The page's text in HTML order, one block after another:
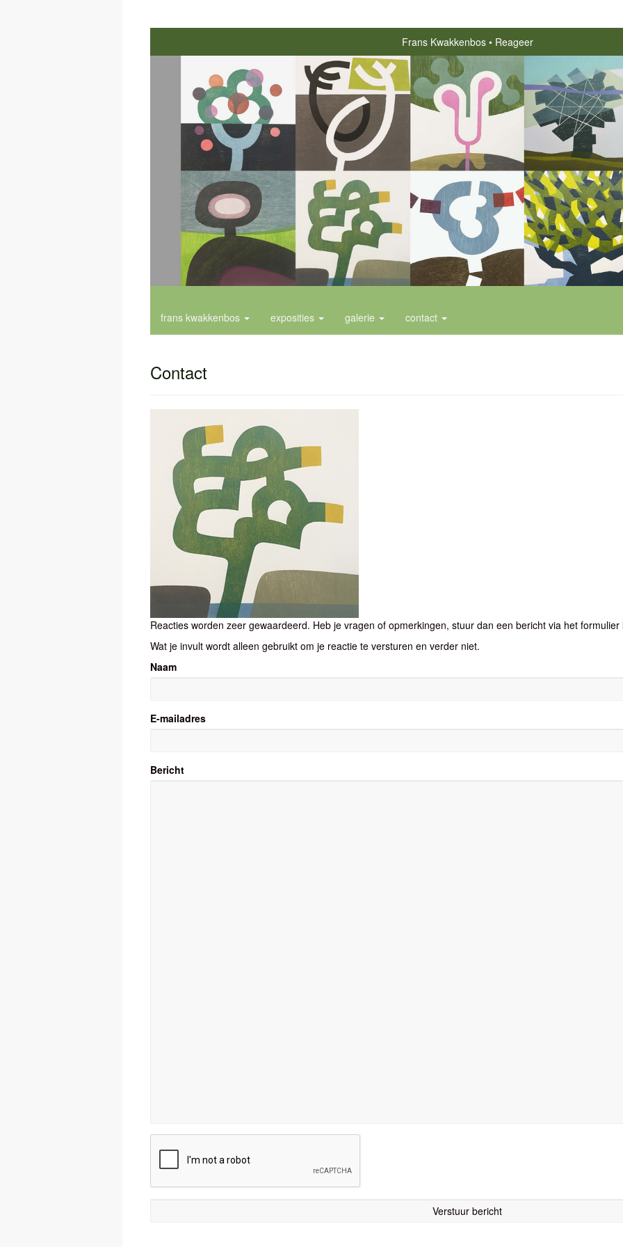
Frans Kwakkenbos Reageer
frans kwakkenbos exposities galerie contact
Contact
Reacties worden zeer gewaardeerd. Heb je vragen of opmerkingen, stuur dan een bericht via het formulier
Wat je invult wordt alleen gebruikt om je reactie te versturen en verder niet.
Naam
E-mailadres
Bericht